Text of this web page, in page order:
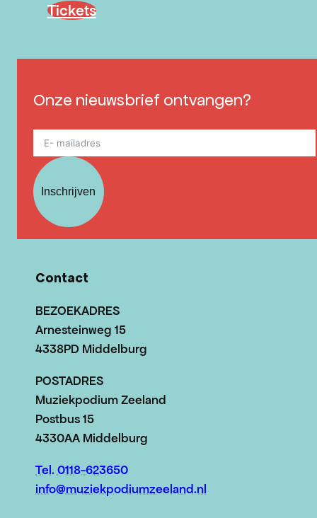
Tickets
Onze nieuwsbrief ontvangen?
Inschrijven
Contact
BEZOEKADRES
Arnesteinweg 15
4338PD Middelburg
POSTADRES
Muziekpodium Zeeland
Postbus 15
4330AA Middelburg
Tel. 0118-623650
info@muziekpodiumzeeland.nl